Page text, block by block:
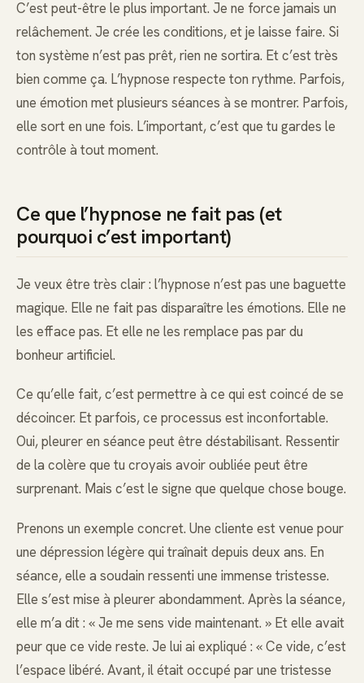
C’est peut-être le plus important. Je ne force jamais un
relâchement. Je crée les conditions, et je laisse faire. Si
ton système n’est pas prêt, rien ne sortira. Et c’est très
bien comme ça. L’hypnose respecte ton rythme. Parfois,
une émotion met plusieurs séances à se montrer. Parfois,
elle sort en une fois. L’important, c’est que tu gardes le
contrôle à tout moment.
Ce que l’hypnose ne fait pas (et
pourquoi c’est important)
Je veux être très clair : l’hypnose n’est pas une baguette
magique. Elle ne fait pas disparaître les émotions. Elle ne
les efface pas. Et elle ne les remplace pas par du
bonheur artificiel.
Ce qu’elle fait, c’est permettre à ce qui est coincé de se
décoincer. Et parfois, ce processus est inconfortable.
Oui, pleurer en séance peut être déstabilisant. Ressentir
de la colère que tu croyais avoir oubliée peut être
surprenant. Mais c’est le signe que quelque chose bouge.
Prenons un exemple concret. Une cliente est venue pour
une dépression légère qui traînait depuis deux ans. En
séance, elle a soudain ressenti une immense tristesse.
Elle s’est mise à pleurer abondamment. Après la séance,
elle m’a dit : « Je me sens vide maintenant. » Et elle avait
peur que ce vide reste. Je lui ai expliqué : « Ce vide, c’est
l’espace libéré. Avant, il était occupé par une tristesse